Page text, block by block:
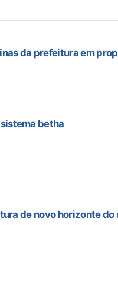
da prefeitura em
betha
de novo horizonte do